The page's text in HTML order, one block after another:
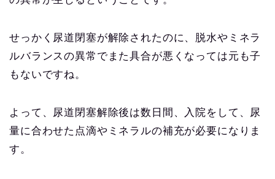
せっかく尿道閉塞が解除されたのに、脱水やミネラ
ルバランスの異常でまた具合が悪くなっては元も子
もないですね。
よって、尿道閉塞解除後は数日間、入院をして、尿
量に合わせた点滴やミネラルの補充が必要になりま
す。